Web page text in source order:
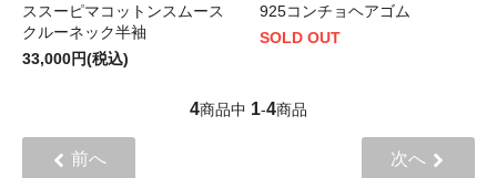
ススーピマコットンスムース
クルーネック半袖
33,000円(税込)
925コンチョヘアゴム
SOLD OUT
4商品中 1-4商品
前へ 次へ